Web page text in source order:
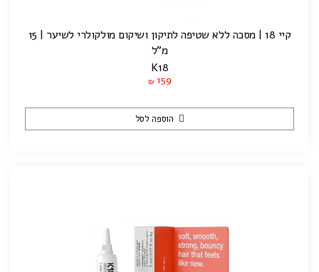
קיי 18 | מסכה ללא שטיפה לתיקון ושיקום מולקולרי לשיער | 15
מ"ל
K18
₪ 159
הוספה לסל